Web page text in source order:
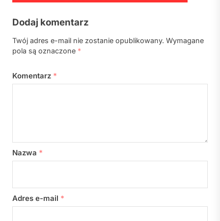
Dodaj komentarz
Twój adres e-mail nie zostanie opublikowany. Wymagane
pola są oznaczone *
Komentarz *
Nazwa *
Adres e-mail *